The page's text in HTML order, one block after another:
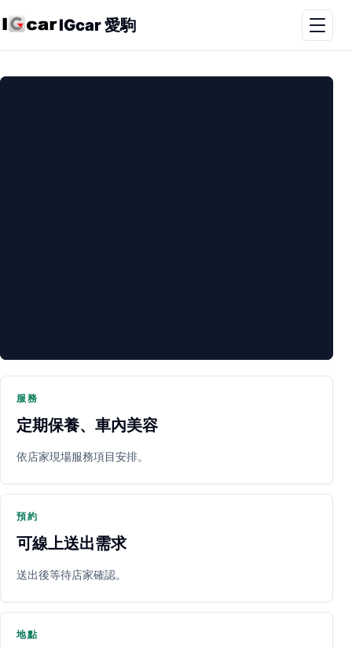
IGcar 愛駒
PARTNER SHOP
立即預約 開啟地圖 其他店家
服務
定期保養、車內美容
依店家現場服務項目安排。
預約
可線上送出需求
送出後等待店家確認。
地點